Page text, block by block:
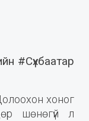
#Сүхбаатар
хоног
шөнөгүй л